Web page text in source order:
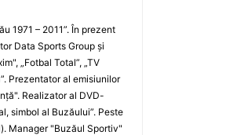
1971 – 2011”. În prezent
Data Sports Group şi
„Fotbal Total”, „TV
Prezentator al emisiunilor
Realizator al DVD-
simbol al Buzăului”. Peste
Manager "Buzăul Sportiv"